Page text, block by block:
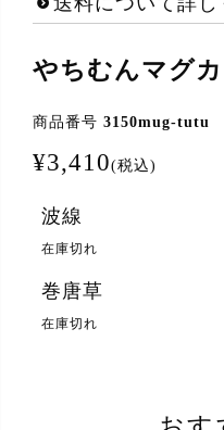
やちむんマグ
商品番号 3150mug-tutu
¥3,410 税込
波線
在庫切れ
巻唐草
在庫切れ